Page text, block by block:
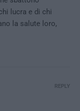
lucra e di chi
la salute loro,
REPLY